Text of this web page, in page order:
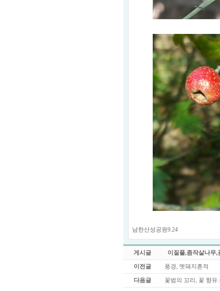
남한산성공원9.24
게시글
이질풀,좀작살나무
이전글
풍경, 멧돼지흔적
다음글
꽃범의 꼬리, 꽃 향